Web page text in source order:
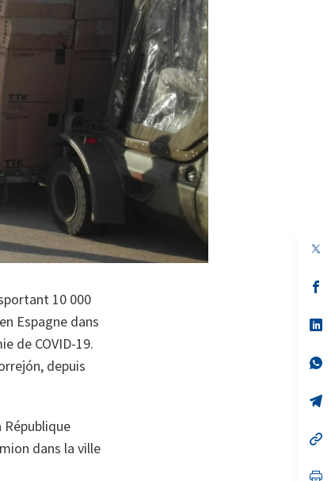
10 000
Espagne dans
de COVID-19.
depuis
dans la ville